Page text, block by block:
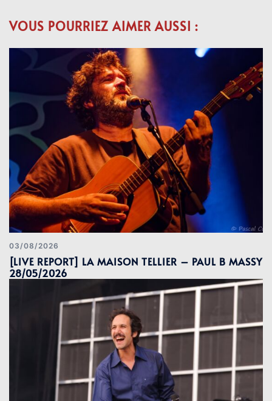
VOUS POURRIEZ AIMER AUSSI :
03/08/2026
[LIVE REPORT] LA MAISON TELLIER – PAUL B MASSY
28/05/2026